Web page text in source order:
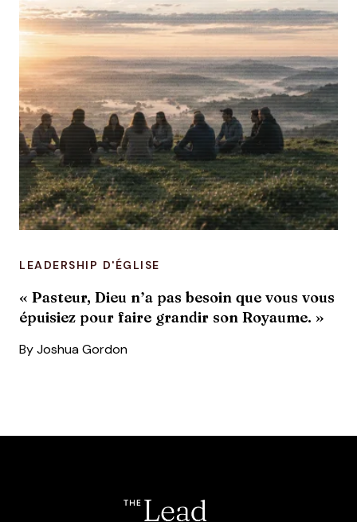
LEADERSHIP D'ÉGLISE
« Pasteur, Dieu n’a pas besoin que vous vous
épuisiez pour faire grandir son Royaume. »
By Joshua Gordon